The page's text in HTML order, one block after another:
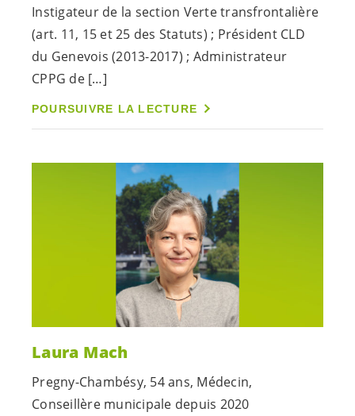
Instigateur de la section Verte transfrontalière
(art. 11, 15 et 25 des Statuts) ; Président CLD
du Genevois (2013-2017) ; Administrateur
CPPG de […]
POURSUIVRE LA LECTURE
Laura Mach
Pregny-Chambésy, 54 ans, Médecin,
Conseillère municipale depuis 2020